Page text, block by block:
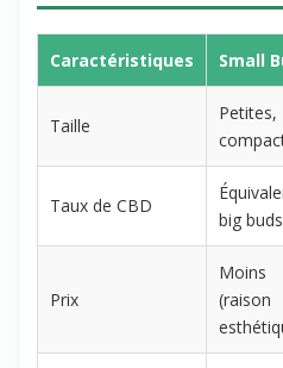
Caractéristiques Small
Petites,
big buds
(raison